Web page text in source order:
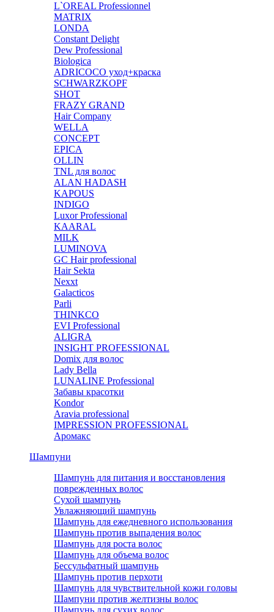
L`OREAL Professionnel
MATRIX
LONDA
Constant Delight
Dew Professional
Biologica
ADRICOCO уход+краска
SCHWARZKOPF
SHOT
FRAZY GRAND
Hair Company
WELLA
CONCEPT
EPICA
OLLIN
TNL для волос
ALAN HADASH
KAPOUS
INDIGO
Luxor Professional
KAARAL
MILK
LUMINOVA
GC Hair professional
Hair Sekta
Nexxt
Galacticos
Parli
THINKCO
EVI Professional
ALIGRA
INSIGHT PROFESSIONAL
Domix для волос
Lady Bella
LUNALINE Professional
Забавы красотки
Kondor
Aravia professional
IMPRESSION PROFESSIONAL
Аромакс
Шампуни
Шампунь для питания и восстановления
поврежденных волос
Сухой шампунь
Увлажняющий шампунь
Шампунь для ежедневного использования
Шампунь против выпадения волос
Шампунь для роста волос
Шампунь для объема волос
Бессульфатный шампунь
Шампунь против перхоти
Шампунь для чувствительной кожи головы
Шампуни против желтизны волос
Шампунь для сухих волос